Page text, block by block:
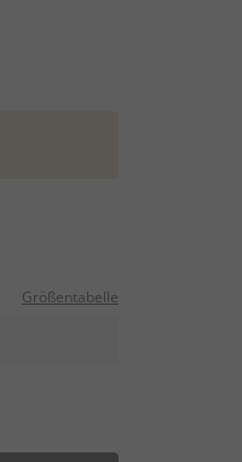
Größentabelle